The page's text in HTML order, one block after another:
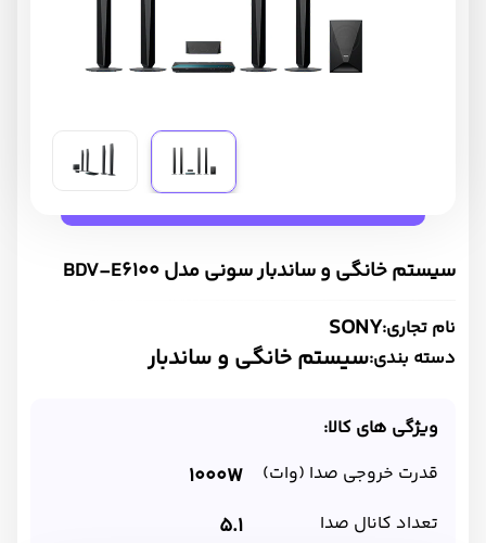
سیستم خانگی و ساندبار سونی مدل BDV-E6100
نام تجاری:SONY
دسته بندی:سیستم خانگی و ساندبار
ویژگی های کالا:
قدرت خروجی صدا (وات)
1000W
تعداد کانال صدا 5.1